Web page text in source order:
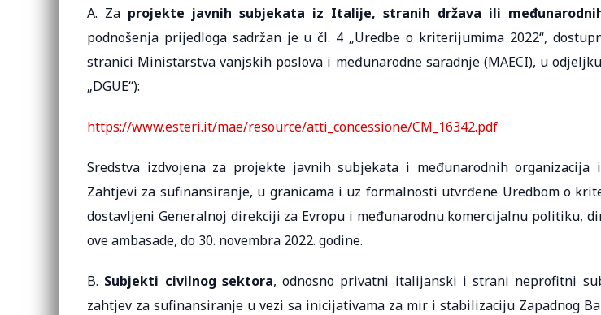
A. Za projekte javnih subjekata iz Italije, stranih država ili
podnošenja prijedloga sadržan je u čl. 4 „Uredbe o kriterijumima 2022“,
stranici Ministarstva vanjskih poslova i međunarodne saradnje (MAECI), u
„DGUE“):
https://www.esteri.it/mae/resource/atti_concessione/CM_16342.pdf
Sredstva izdvojena za projekte javnih subjekata i međunarodnih organizacija
Zahtjevi za sufinansiranje, u granicama i uz formalnosti utvrđene Uredbom o
dostavljeni Generalnoj direkciji za Evropu i međunarodnu komercijalnu politiku,
ove ambasade, do 30. novembra 2022. godine.
B. Subjekti civilnog sektora, odnosno privatni italijanski i strani neprofitni
zahtjev za sufinansiranje u vezi sa inicijativama za mir i stabilizaciju Zapadnog